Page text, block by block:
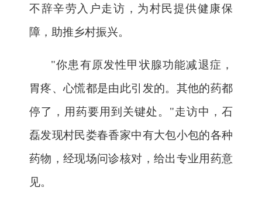
不辞辛劳入户走访，为村民提供健康保
障，助推乡村振兴。
"你患有原发性甲状腺功能减退症，
胃疼、心慌都是由此引发的。其他的药都
停了，用药要用到关键处。"走访中，石
磊发现村民娄春香家中有大包小包的各种
药物，经现场问诊核对，给出专业用药意
见。